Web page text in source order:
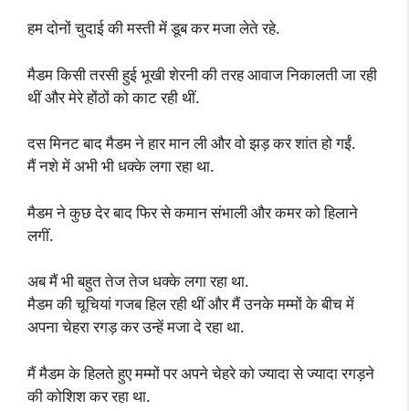
हम दोनों चुदाई की मस्ती में डूब कर मजा लेते रहे.
मैडम किसी तरसी हुई भूखी शेरनी की तरह आवाज निकालती जा रही
थीं और मेरे होंठों को काट रही थीं.
दस मिनट बाद मैडम ने हार मान ली और वो झड़ कर शांत हो गईं.
मैं नशे में अभी भी धक्के लगा रहा था.
मैडम ने कुछ देर बाद फिर से कमान संभाली और कमर को हिलाने
लगीं.
अब मैं भी बहुत तेज तेज धक्के लगा रहा था.
मैडम की चूचियां गजब हिल रही थीं और मैं उनके मम्मों के बीच में
अपना चेहरा रगड़ कर उन्हें मजा दे रहा था.
मैं मैडम के हिलते हुए मम्मों पर अपने चेहरे को ज्यादा से ज्यादा रगड़ने
की कोशिश कर रहा था.